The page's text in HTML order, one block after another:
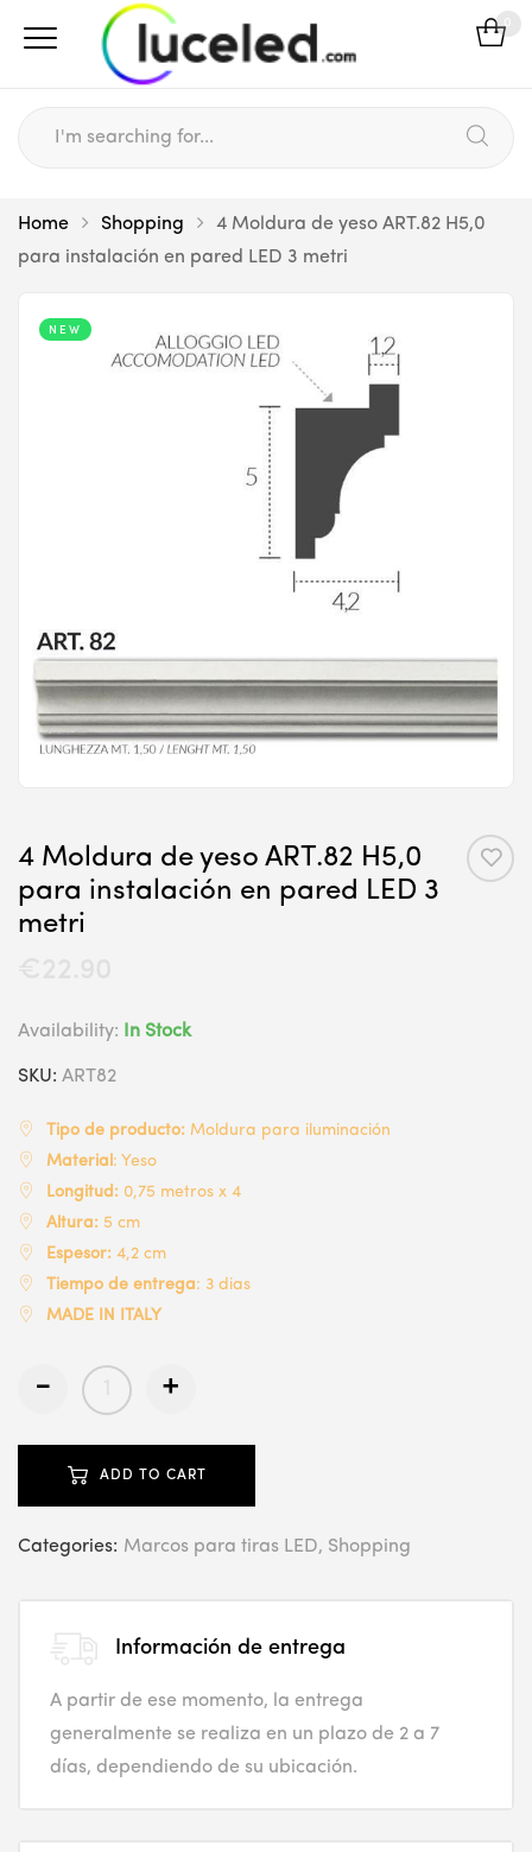
Home Shopping
4 Moldura de yeso ART.82 H5,0
para instalación en pared LED 3 metri
NEW
4 Moldura de yeso ART.82 H5,0
para instalación en pared LED 3
metri
Availability: In Stock
SKU: ART82
Tipo de producto: Moldura para iluminación
Material : Yeso
Longitud: 0,75 metros x 4
Altura: 5 cm
Espesor: 4,2 cm
Tiempo de entrega: 3 dias
MADE IN ITALY
- +
ADD TO CART
Categories: Marcos para tiras LED Shopping
Información de entrega
A partir de ese momento, la entrega
generalmente se realiza en un plazo de 2 a 7
días, dependiendo de su ubicación.